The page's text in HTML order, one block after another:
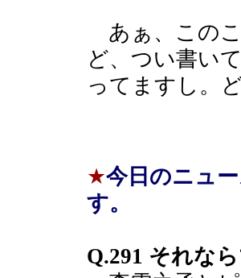
あぁ、この
ど、つい書い
ってますし。
★今日のニュ
す。
Q.291 それな